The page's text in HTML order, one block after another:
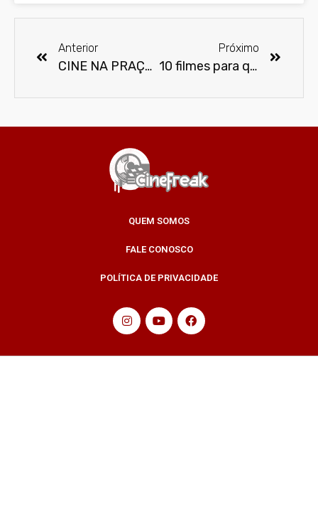
Anterior
CINE NA PRAÇA 2026 exibe de graça 11 filmes no Jardim Suspenso do Centro Cultural São Paulo
Próximo
10 filmes para quem amou Obsessão
QUEM SOMOS
FALE CONOSCO
POLÍTICA DE PRIVACIDADE